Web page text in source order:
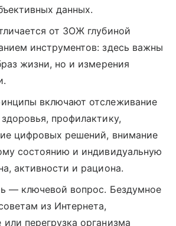
данных.
от ЗОЖ глубиной
инструментов: здесь важны
жизни, но и измерения
включают отслеживание
профилактику,
цифровых решений, внимание
состоянию и индивидуальную
активности и рациона.
— ключевой вопрос. Бездумное
из Интернета,
перегрузка организма